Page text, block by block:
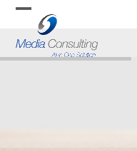
Skip
content
Open
mobile
Close
mobile